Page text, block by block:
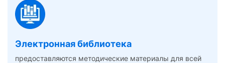
Электронная библиотека
предоставляются методические материалы для всей